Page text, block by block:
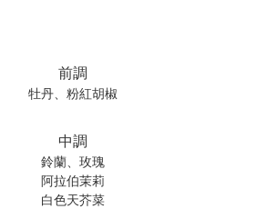
前調
牡丹、粉紅胡椒
中調
鈴蘭、玫瑰
阿拉伯茉莉
白色天芥菜